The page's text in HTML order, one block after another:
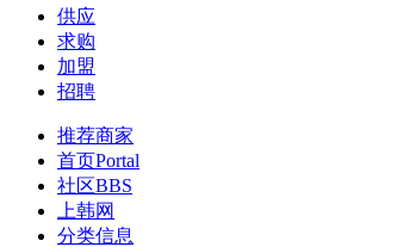
供应
求购
加盟
招聘
推荐商家
首页Portal
社区BBS
上韩网
分类信息